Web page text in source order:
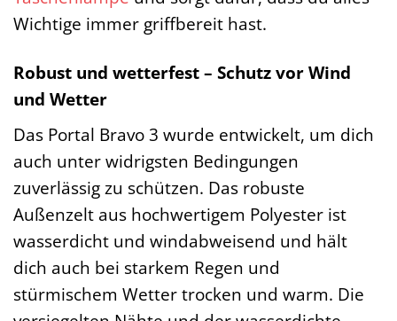
Wichtige immer griffbereit hast.
Robust und wetterfest – Schutz vor Wind
und Wetter
Das Portal Bravo 3 wurde entwickelt, um dich
auch unter widrigsten Bedingungen
zuverlässig zu schützen. Das robuste
Außenzelt aus hochwertigem Polyester ist
wasserdicht und windabweisend und hält
dich auch bei starkem Regen und
stürmischem Wetter trocken und warm. Die